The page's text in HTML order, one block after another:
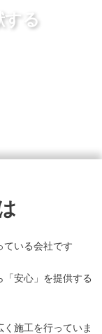
する
ている会社です
安心」を提供する
施工を行っていま